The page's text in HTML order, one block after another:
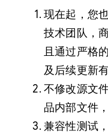
现在起，您
技术团队，
且通过严格
及后续更新有
不修改源文
品内部文件
兼容性测试